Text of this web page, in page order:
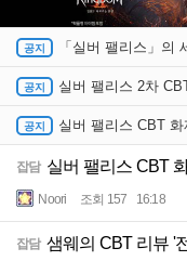
「실버 팰리스」의
실버 팰리스 2차
실버 팰리스 CBT
잡담 실버 팰리스 CBT
Noori 조회 157 16:18
잡담 샘웨의 CBT 리뷰 '